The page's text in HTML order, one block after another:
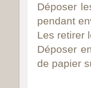
Déposer
pendant
Les retirer
Déposer
de papier